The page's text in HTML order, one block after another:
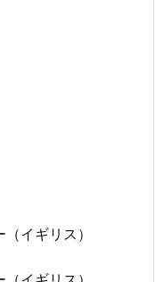
イギリス）